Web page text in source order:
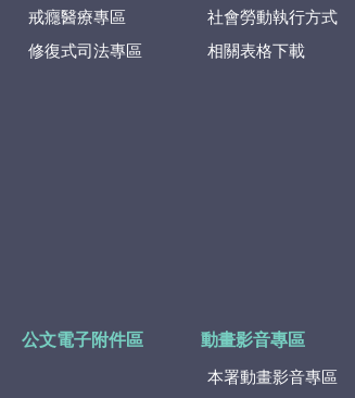
戒癮醫療專區
修復式司法專區
社會勞動執行方式
相關表格下載
公文電子附件區 動畫影音專區
本署動畫影音專區